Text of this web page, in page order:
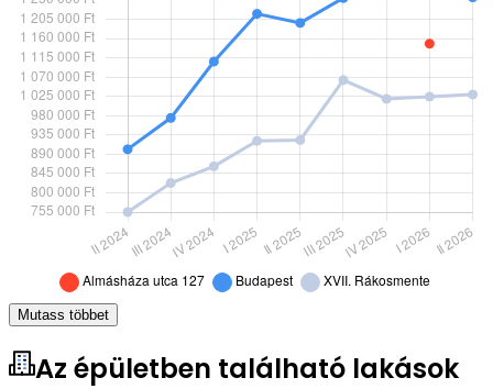
Mutass többet
Az épületben található lakások